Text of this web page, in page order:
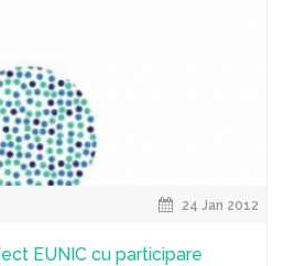
24 Jan 2012
EUNIC cu participare